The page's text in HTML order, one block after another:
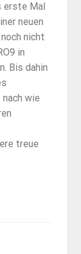
erste Mal
neuen
nicht
in
Bis dahin
nach wie
treue